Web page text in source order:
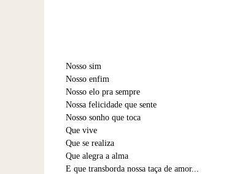
Nosso sim
Nosso enfim
Nosso elo pra sempre
Nossa felicidade que sente
Nosso sonho que toca
Que vive
Que se realiza
Que alegra a alma
E que transborda nossa taça de amor...